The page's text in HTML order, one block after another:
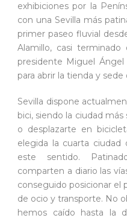
exhibiciones por la
con una Sevilla más
primer paseo fluvial
Alamillo, casi
presidente Miguel
para abrir la tienda y sede
Sevilla dispone
bici, siendo la ciudad
o desplazarte en
elegida la cuarta
este sentido.
comparten a diario las
conseguido posicionar el
de ocio y transporte. No
hemos caído hasta la